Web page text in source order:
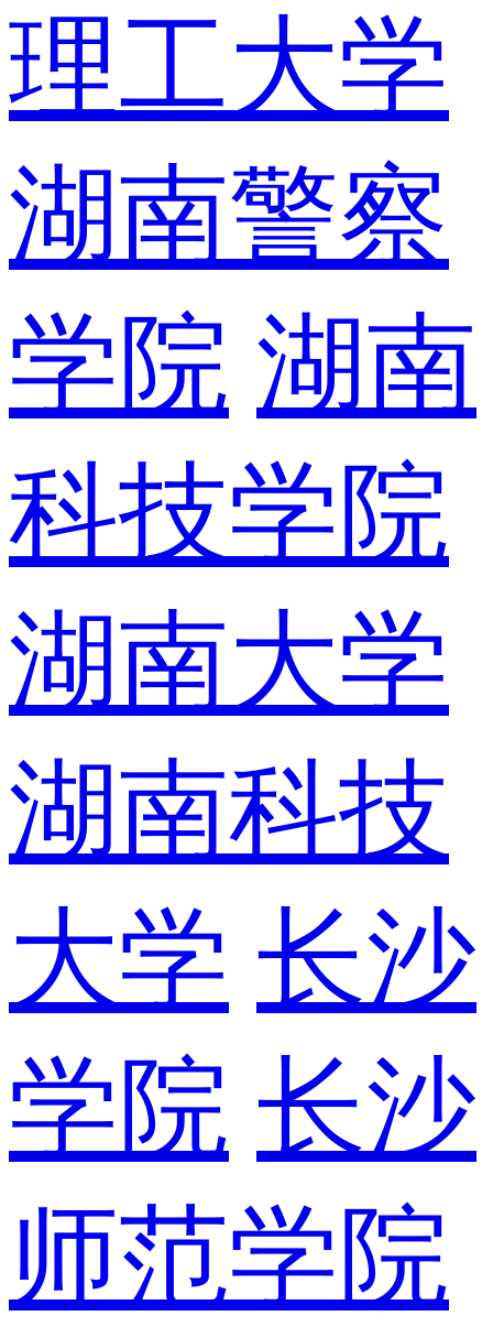
理工大学
湖南警察
学院 湖南
科技学院
湖南大学
湖南科技
大学 长沙
学院 长沙
师范学院